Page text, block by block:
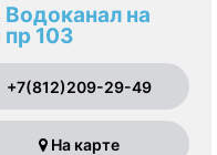
на
103
+7(812)209-29-49
На карте